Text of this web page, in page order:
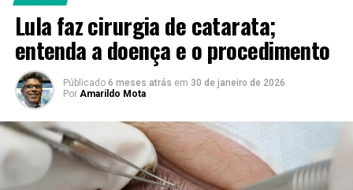
Lula faz cirurgia de catarata;
entenda a doença e o procedimento
Públicado 6 meses atrás em 30 de janeiro de 2026
Por Amarildo Mota